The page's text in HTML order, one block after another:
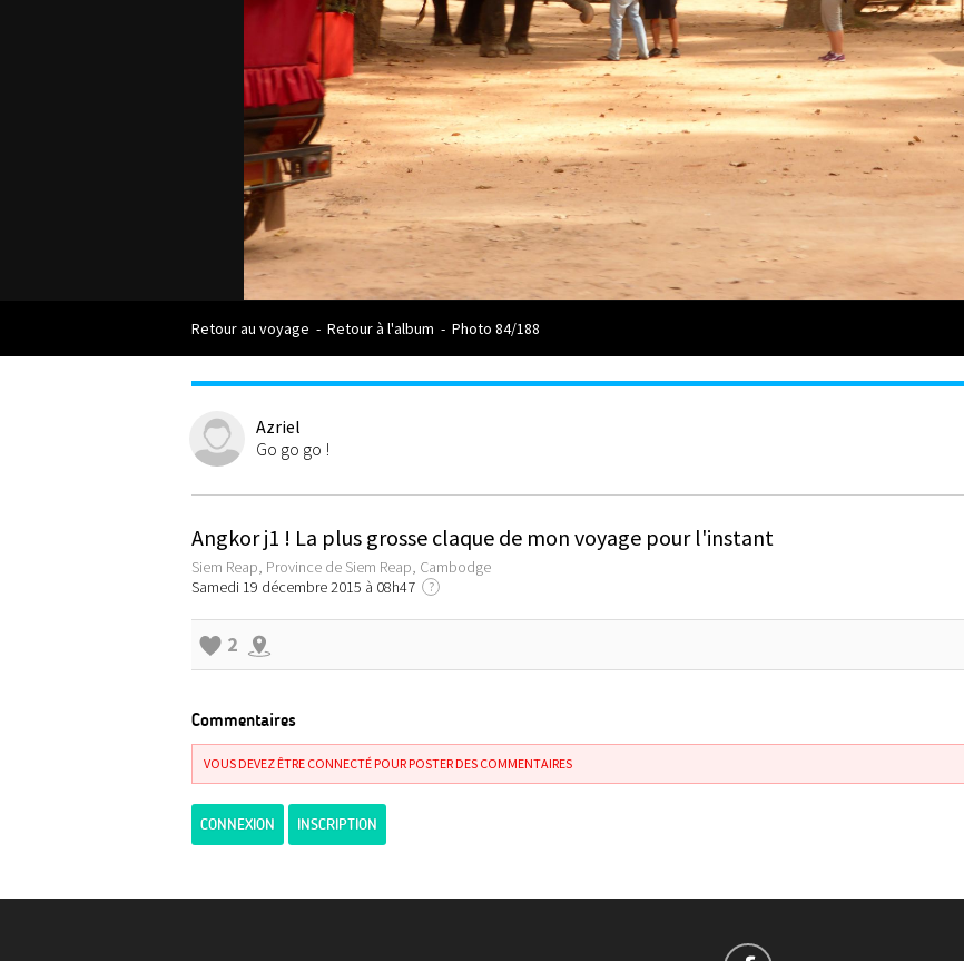
Retour au voyage - Retour à l'album - Photo 84/188
Azriel
Go go go !
Angkor j1 ! La plus grosse claque de mon voyage pour l'instant
Siem Reap, Province de Siem Reap, Cambodge
Samedi 19 décembre 2015 à 08h47
?
2
Commentaires
VOUS DEVEZ ÊTRE CONNECTÉ POUR POSTER DES COMMENTAIRES
CONNEXION INSCRIPTION